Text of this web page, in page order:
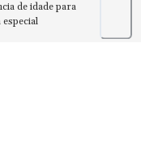
de idade para